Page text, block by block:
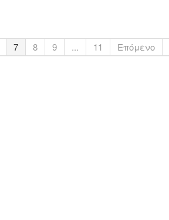
7 8 9 ... 11 Επόμενο